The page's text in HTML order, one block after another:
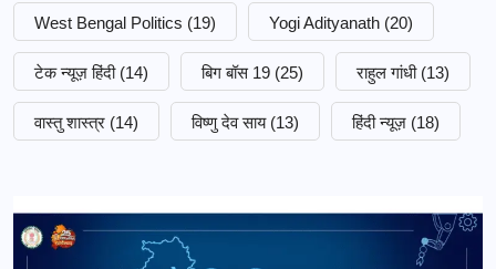
West Bengal Politics (19) Yogi Adityanath (20)
टेक न्यूज़ हिंदी (14) बिग बॉस 19 (25) राहुल गांधी (13)
वास्तु शास्त्र (14) विष्णु देव साय (13) हिंदी न्यूज़ (18)